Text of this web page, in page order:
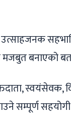
मजबुत बनाएको
स्वयंसेवक,
सम्पूर्ण